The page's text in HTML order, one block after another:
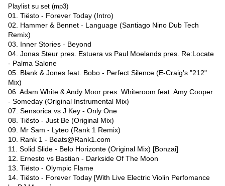
Playlist su set (mp3)
01. Tiësto - Forever Today (Intro)
02. Hammer & Bennet - Language (Santiago Nino Dub Tech
Remix)
03. Inner Stories - Beyond
04. Jonas Steur pres. Estuera vs Paul Moelands pres. Re:Locate
- Palma Salone
05. Blank & Jones feat. Bobo - Perfect Silence (E-Craig's "212"
Mix)
06. Adam White & Andy Moor pres. Whiteroom feat. Amy Cooper
- Someday (Original Instrumental Mix)
07. Sensorica vs J Key - Only One
08. Tiësto - Just Be (Original Mix)
09. Mr Sam - Lyteo (Rank 1 Remix)
10. Rank 1 - Beats@Rank1.com
11. Solid Slide - Belo Horizonte (Original Mix) [Bonzai]
12. Ernesto vs Bastian - Darkside Of The Moon
13. Tiësto - Olympic Flame
14. Tiësto - Forever Today [With Live Electric Violin Perfomance